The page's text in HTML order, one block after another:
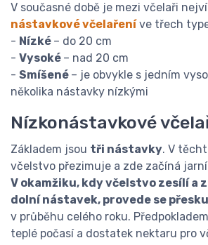
V současné době je mezi včelaři
nástavkové včelařeníve třech
- Nízké – do 20 cm
- Vysoké – nad 20 cm
- Smíšené – je obvykle s jedním
několika nástavky nízkými
Nízkonástavkové
Základem jsou tři nástavky. V
včelstvo přezimuje a zde začíná
V okamžiku, kdy včelstvo zesílí a
dolní nástavek, provede se
v průběhu celého roku.
teplé počasí a dostatek nektaru pro